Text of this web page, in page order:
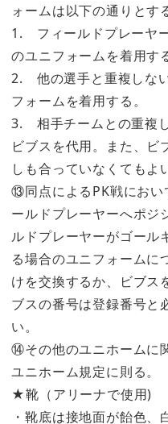
ォームは以下の通りとす
1. フィールドプレーヤ
のユニフォームを着用す
2. 他の選手と重複しな
フォームを着用する。
3. 相手チームとの重複
ビブスを代用。また、ビ
しも合っていなくてもよ
⑬同点によるPK戦におい
ールドプレーヤーへポジ
ルドプレーヤーがゴール
る場合のユニフォームに
けを交換するか、ビブス
ブスの番号は登録番号と
い。
⑭その他のユニホームに
ユニホーム規定に則る。
★靴（アリーナで使用)
・靴底は接地面が飴色